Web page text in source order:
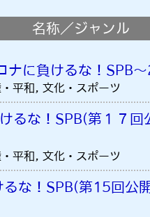
名称／ジャンル
ナに負けるな！SPB
平和, 文化・スポーツ
るな！SPB(第１７
平和, 文化・スポーツ
るな！SPB(第15回